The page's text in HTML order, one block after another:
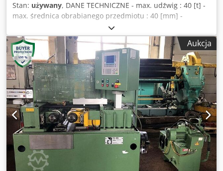
Stan: używany, DANE TECHNICZNE - max. udźwig : 40 [t] -
max. średnica obrabianego przedmiotu : 40 [mm] -
średnica wrzeciona : 80 [mm] - długość wrzeciona : 120
[mm] - max. średnica narzędzia : 250 [mm] - rozmiar : 2400
x 2100 x 2200 [mm] - waga : 7100 [kg] Djdouhb Uhepfx
Actjck AKCESORIA - Sterowanie CNC (Siemens) - Urządzenie
przeciwpunktowe - Zbiornik chłodziwa z pompą - 2 koła
wytaczarskie 80, średnica: 260 [mm]
Aukcja